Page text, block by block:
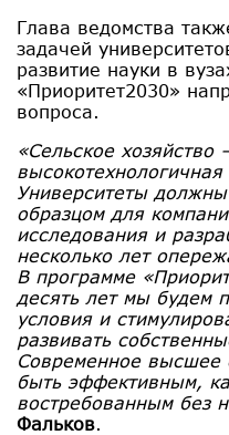
Глава ведомства
задачей
развитие науки в
«Приоритет2030»
вопроса.
«Сельское хозяйство
Университеты
образцом для
исследования и
несколько лет
В программе
десять лет мы будем
условия и
развивать
Современное высшее
быть эффективным,
востребованным без
Фальков.